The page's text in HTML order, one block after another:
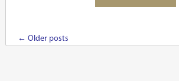
Post navigation
← Older posts